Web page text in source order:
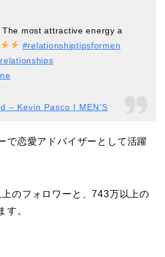
most attractive energy a
#relationshiptipsformen
– Kevin Pasco | MEN’S
で恋愛アドバイザーとして活躍
のフォロワーと、743万以上の
す。